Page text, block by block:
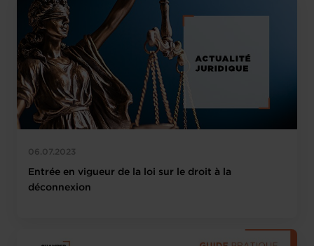
06.07.2023
Entrée en vigueur de la loi sur le droit à la
déconnexion